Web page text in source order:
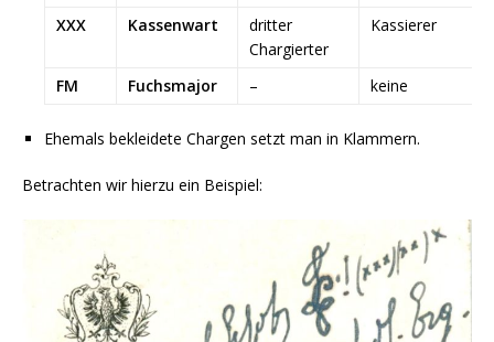
XXX Kassenwart
dritter
Chargierter
Kassierer
FM Fuchsmajor – keine
Ehemals bekleidete Chargen setzt man in Klammern.
Betrachten wir hierzu ein Beispiel: